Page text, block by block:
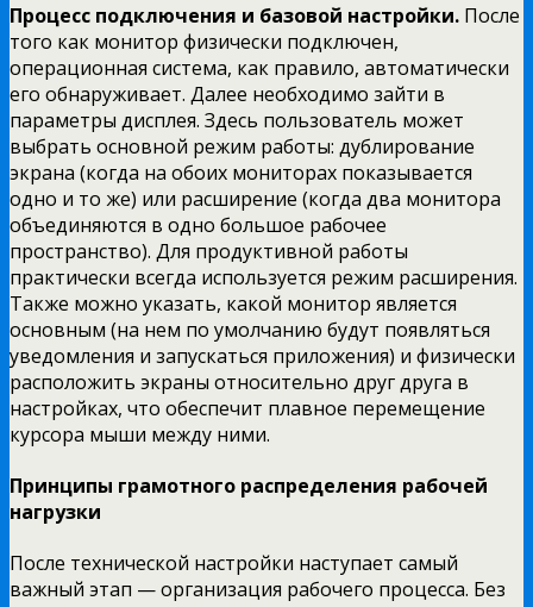
Процесс подключения и базовой настройки. После
того как монитор физически подключен,
операционная система, как правило, автоматически
его обнаруживает. Далее необходимо зайти в
параметры дисплея. Здесь пользователь может
выбрать основной режим работы: дублирование
экрана (когда на обоих мониторах показывается
одно и то же) или расширение (когда два монитора
объединяются в одно большое рабочее
пространство). Для продуктивной работы
практически всегда используется режим расширения.
Также можно указать, какой монитор является
основным (на нем по умолчанию будут появляться
уведомления и запускаться приложения) и физически
расположить экраны относительно друг друга в
настройках, что обеспечит плавное перемещение
курсора мыши между ними.
Принципы грамотного распределения рабочей
нагрузки
После технической настройки наступает самый
важный этап — организация рабочего процесса. Без